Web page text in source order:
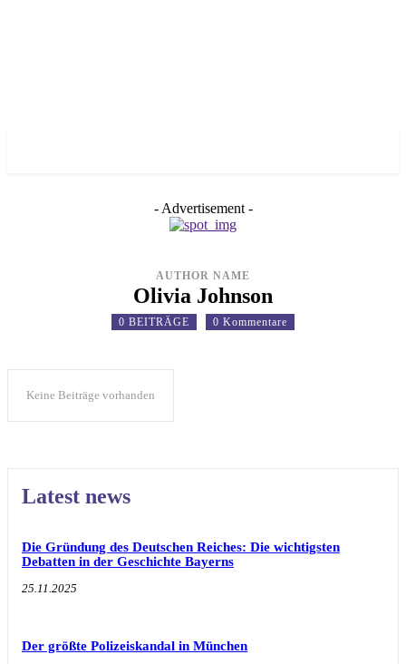
- Advertisement -
AUTHOR NAME
Olivia Johnson
0 BEITRÄGE 0 Kommentare
Keine Beiträge vorhanden
Latest news
Die Gründung des Deutschen Reiches: Die wichtigsten
Debatten in der Geschichte Bayerns
25.11.2025
Der größte Polizeiskandal in München